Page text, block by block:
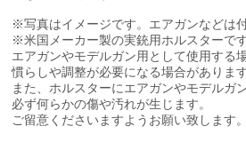
※写真はイメージです。エアガンなどは
※米国メーカー製の実銃用ホルスターです
エアガンやモデルガン用として使用する場
慣らしや調整が必要になる場合があります
また、ホルスターにエアガンやモデルガ
必ず何らかの傷や汚れが生じます。
ご留意くださいますようお願い致します。